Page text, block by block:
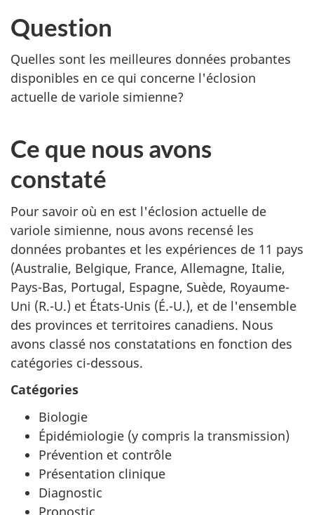
Question
Quelles sont les meilleures données probantes
disponibles en ce qui concerne l'éclosion
actuelle de variole simienne?
Ce que nous avons
constaté
Pour savoir où en est l'éclosion actuelle de
variole simienne, nous avons recensé les
données probantes et les expériences de 11 pays
(Australie, Belgique, France, Allemagne, Italie,
Pays-Bas, Portugal, Espagne, Suède, Royaume-
Uni (R.-U.) et États-Unis (É.-U.), et de l'ensemble
des provinces et territoires canadiens. Nous
avons classé nos constatations en fonction des
catégories ci-dessous.
Catégories
Biologie
Épidémiologie (y compris la transmission)
Prévention et contrôle
Présentation clinique
Diagnostic
Pronostic